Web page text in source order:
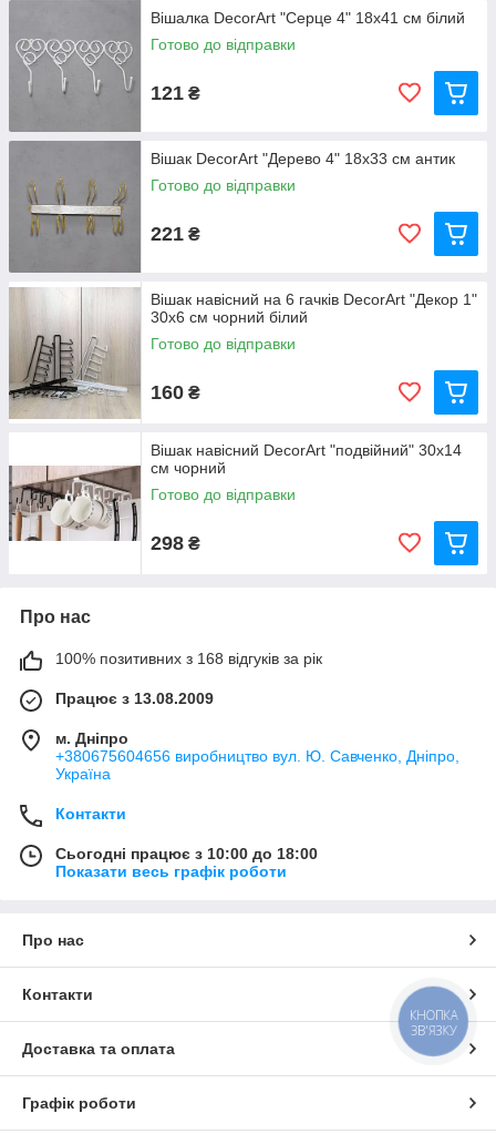
Вішалка DecorArt "Серце 4" 18x41 см білий
Готово до відправки
121 ₴
Вішак DecorArt "Дерево 4" 18x33 см антик
Готово до відправки
221 ₴
Вішак навісний на 6 гачків DecorArt "Декор 1"
30x6 см чорний білий
Готово до відправки
160 ₴
Вішак навісний DecorArt "подвійний" 30x14
см чорний
Готово до відправки
298 ₴
Про нас
100% позитивних з 168 відгуків за рік
Працює з 13.08.2009
м. Дніпро
+380675604656 виробництво вул. Ю. Савченко, Дніпро,
Україна
Контакти
Сьогодні працює з 10:00 до 18:00
Показати весь графік роботи
Про нас
Контакти
Доставка та оплата
Графік роботи
КНОПКА
ЗВ'ЯЗКУ